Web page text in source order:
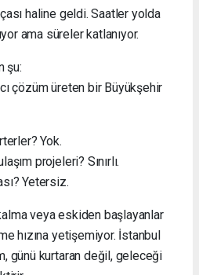
haline geldi. Saatler yolda
ama süreler katlanıyor.
şu:
çözüm üreten bir Büyükşehir
Yok.
projeleri? Sınırlı.
Yetersiz.
veya eskiden başlayanlar
hızına yetişemiyor. İstanbul
günü kurtaran değil, geleceği